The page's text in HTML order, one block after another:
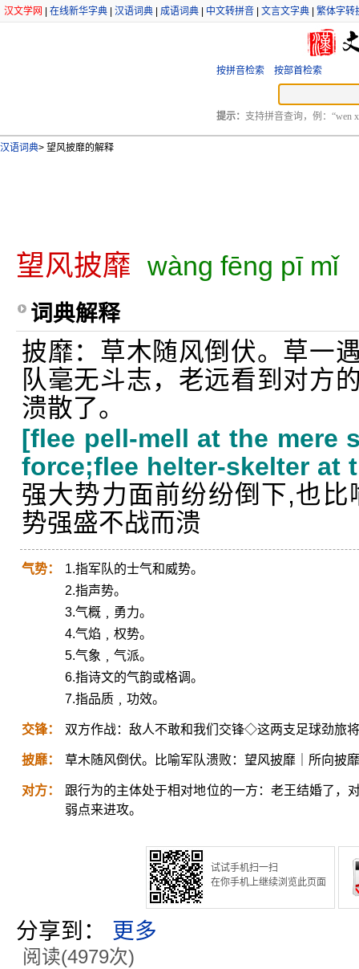
汉文学网 在线新华字典 汉语词典 成语词典 中文转拼音 文言文字典 繁体字转
按拼音检索 按部首检索
提示： 支持拼音查询，例：“wen
汉语词典> 望风披靡的解释
望风披靡 wàng fēng pī mǐ
词典解释
披靡：草木随风倒伏。草一
队毫无斗志，老远看到对方
溃散了。
[flee pell-mell at the mere
force;flee helter-skelter at
强大势力面前纷纷倒下,也
势强盛不战而溃
气势：
1.指军队的士气和威势。
2.指声势。
3.气概﹐勇力。
4.气焰﹐权势。
5.气象﹐气派。
6.指诗文的气韵或格调。
7.指品质﹐功效。
交锋： 双方作战：敌人不敢和我们交锋◇这两支足球劲旅
披靡： 草木随风倒伏。比喻军队溃败：望风披靡｜所向披
对方：
跟行为的主体处于相对地位的一方：老王结婚了，
弱点来进攻。
试试手机扫一扫
在你手机上继续浏览此页面
分享到： 更多
阅读(4979次)